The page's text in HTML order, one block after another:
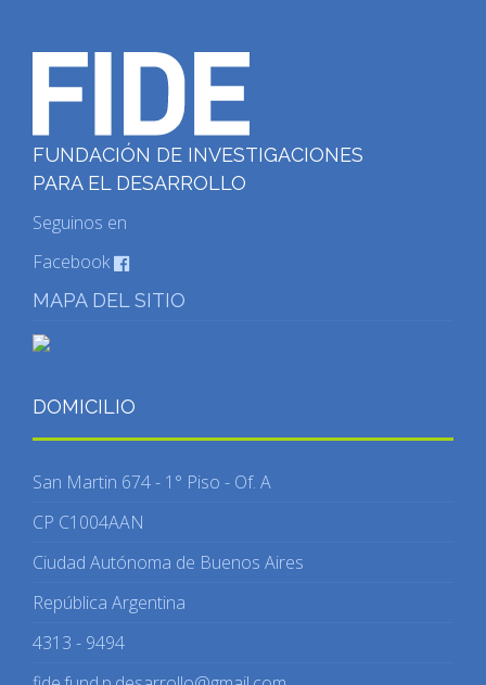
FUNDACIÓN DE INVESTIGACIONES
PARA EL DESARROLLO
Seguinos en
Facebook
MAPA DEL SITIO
DOMICILIO
San Martin 674 - 1° Piso - Of. A
CP C1004AAN
Ciudad Autónoma de Buenos Aires
República Argentina
4313 - 9494